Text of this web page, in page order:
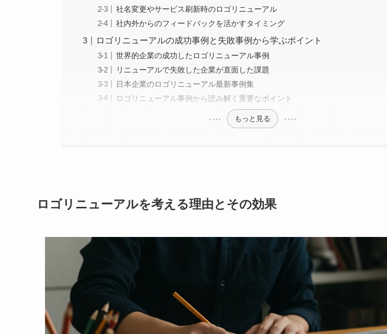
社名変更やサービス刷新時のロゴリニューアル
社内外からのフィードバックを活かすタイミング
ロゴリニューアルの成功事例と失敗事例から学ぶポイント
世界的企業の成功したロゴリニューアル事例
リニューアルで失敗した企業が直面した課題
日本企業のロゴリニューアル最新事例集
ロゴリニューアル事例から読み解く重要なポイント
もっと見る
ロゴリニューアルを考える理由とその効果